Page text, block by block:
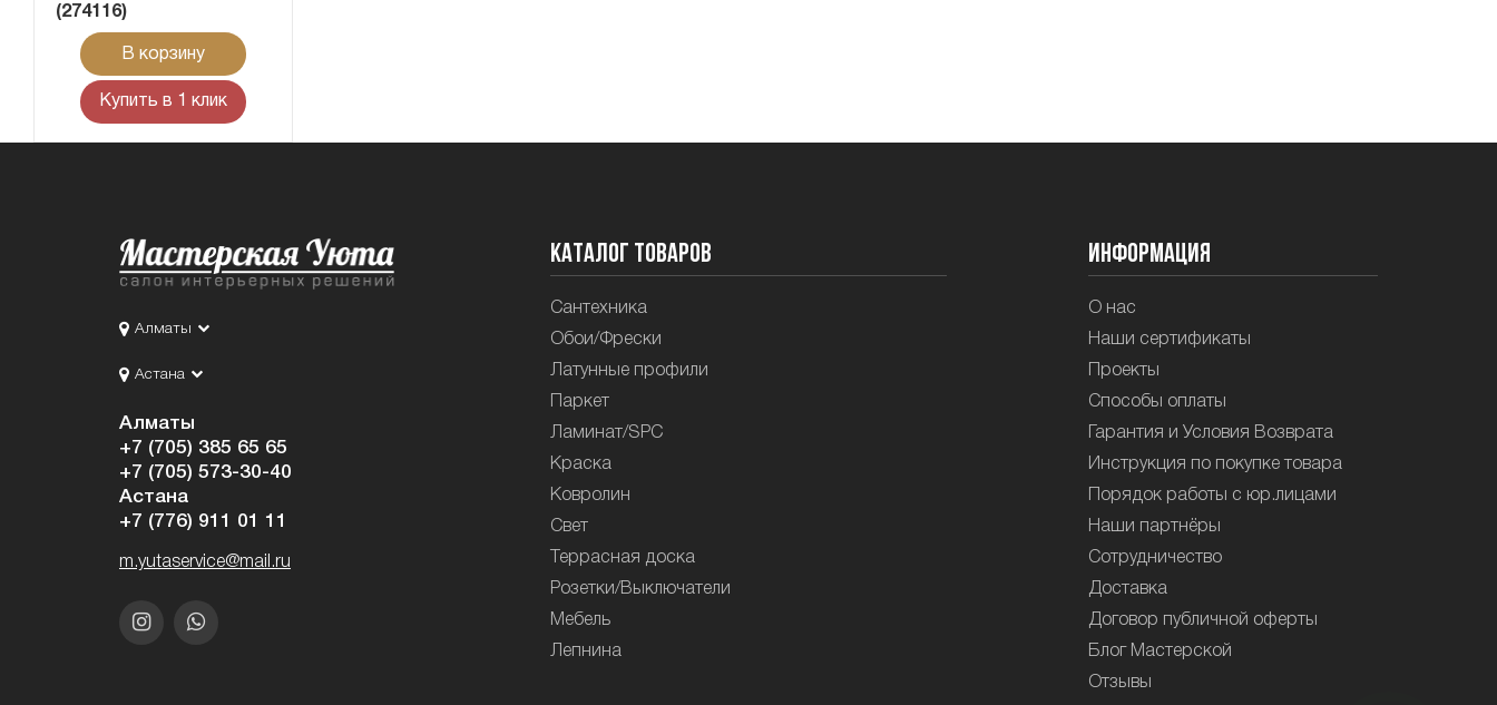
(274116)
В корзину
Купить в 1 клик
Алматы
Астана
Алматы
+7 (705) 385 65 65
+7 (705) 573-30-40
Астана
+7 (776) 911 01 11
m.yutaservice@mail.ru
Каталог товаров
Сантехника
Обои/Фрески
Латунные профили
Паркет
Ламинат/SPC
Краска
Ковролин
Свет
Террасная доска
Розетки/Выключатели
Мебель
Лепнина
Информация
О нас
Наши сертификаты
Проекты
Способы оплаты
Гарантия и Условия Возврата
Инструкция по покупке товара
Порядок работы с юр.лицами
Наши партнёры
Сотрудничество
Доставка
Договор публичной оферты
Блог Мастерской
Отзывы